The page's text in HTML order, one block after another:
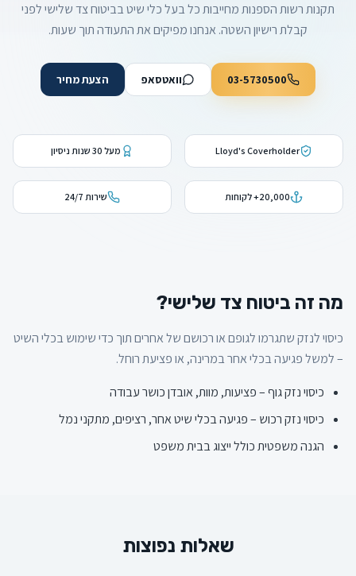
תקנות רשות הספנות מחייבות כל בעל כלי שיט בביטוח צד שלישי לפני
קבלת רישיון השטה. אנחנו מפיקים את התעודה תוך שעות.
03-5730500 וואטסאפ הצעת מחיר
Lloyd's Coverholder מעל 30 שנות ניסיון
20,000+ לקוחות שירות 24/7
מה זה ביטוח צד שלישי?
כיסוי לנזק שתגרמו לגופם או רכושם של אחרים תוך כדי שימוש בכלי השיט
– למשל פגיעה בכלי אחר במרינה, או פציעת רוחל.
כיסוי נזק גוף – פציעות, מוות, אובדן כושר עבודה
כיסוי נזק רכוש – פגיעה בכלי שיט אחר, רציפים, מתקני נמל
הגנה משפטית כולל ייצוג בבית משפט
שאלות נפוצות